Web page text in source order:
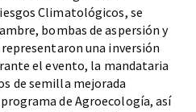
Climatológicos, se
bombas de aspersión y
una inversión
el evento, la mandataria
de semilla mejorada
de Agroecología, así